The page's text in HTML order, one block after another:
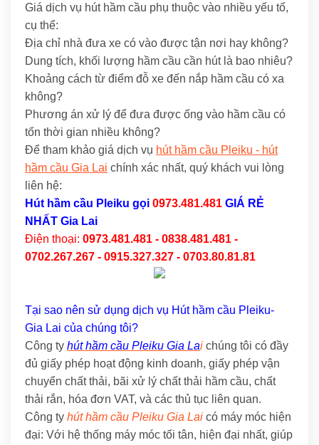
Giá dịch vụ hút hầm cầu phụ thuộc vào nhiều yếu tố,
cụ thể:
Địa chỉ nhà đưa xe có vào được tận nơi hay không?
Dung tích, khối lượng hầm cầu cần hút là bao nhiêu?
Khoảng cách từ điểm đỗ xe đến nắp hầm cầu có xa
không?
Phương án xử lý để đưa được ống vào hầm cầu có
tốn thời gian nhiều không?
Để tham khảo giá dịch vụ hút hầm cầu Pleiku - hút
hầm cầu Gia Lai chính xác nhất, quý khách vui lòng
liên hệ:
Hút hầm cầu Pleiku gọi 0973.481.481 GIÁ RẺ
NHẤT Gia Lai
Điện thoại: 0973.481.481 - 0838.481.481 -
0702.267.267 - 0915.327.327 - 0703.80.81.81
Tại sao nên sử dụng dịch vụ Hút hầm cầu Pleiku-
Gia Lai của chúng tôi?
Công ty hút hầm cầu Pleiku Gia Lai chúng tôi có đầy
đủ giấy phép hoạt động kinh doanh, giấy phép vận
chuyển chất thải, bãi xử lý chất thải hầm cầu, chất
thải rắn, hóa đơn VAT, và các thủ tục liên quan.
Công ty hút hầm cầu Pleiku Gia Lai có máy móc hiện
đại: Với hệ thống máy móc tối tân, hiện đại nhất, giúp